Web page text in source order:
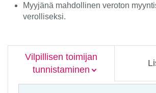
Myyjänä mahdollinen veroton
verolliseksi.
Vilpillisen toimijan
tunnistaminen